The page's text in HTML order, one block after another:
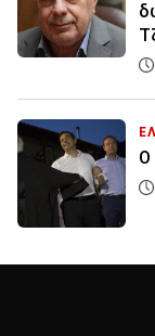
Ο